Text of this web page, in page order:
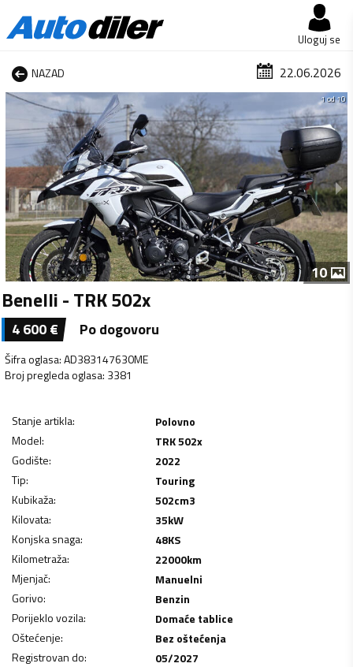
Uloguj se
NAZAD 22.06.2026
1 od 10
10
Benelli - TRK 502x
4 600€ Po dogovoru
Šifra oglasa:AD383147630ME
Broj pregleda oglasa: 3381
Stanje artikla:
Polovno
Model:
TRK 502x
Godište:
2022
Tip:
Touring
Kubikaža: 502cm3
Kilovata: 35kW
Konjska snaga: 48KS
Kilometraža: 22000km
Mjenjač:
Manuelni
Gorivo:
Benzin
Porijeklo vozila:
Domaće tablice
Oštećenje:
Bez oštećenja
Registrovan do:
05/2027